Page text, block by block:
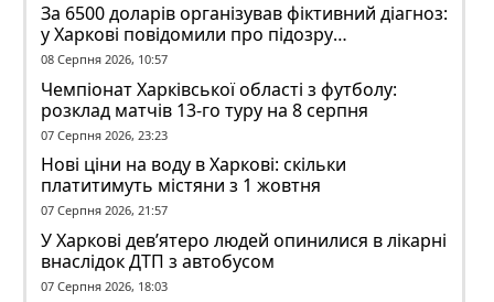
За 6500 доларів організував фіктивний діагноз:
у Харкові повідомили про підозру
ексзавідувачу психлікарні
08 Серпня 2026, 10:57
Чемпіонат Харківської області з футболу:
розклад матчів 13-го туру на 8 серпня
07 Серпня 2026, 23:23
Нові ціни на воду в Харкові: скільки
платитимуть містяни з 1 жовтня
07 Серпня 2026, 21:57
У Харкові дев’ятеро людей опинилися в лікарні
внаслідок ДТП з автобусом
07 Серпня 2026, 18:03